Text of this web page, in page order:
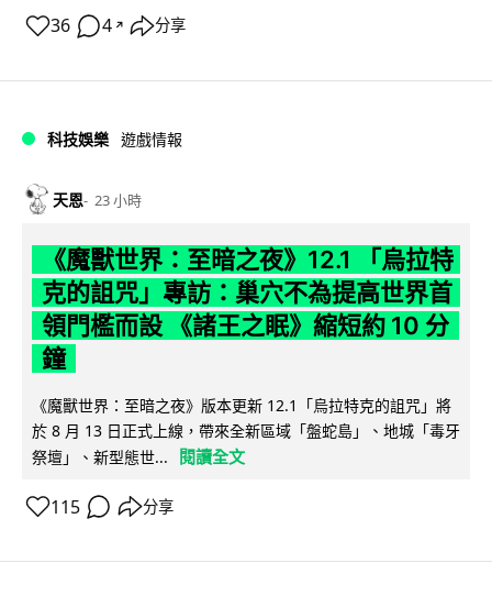
36 4 ↗ 分享
科技娛樂 遊戲情報
天恩 23 小時
《魔獸世界：至暗之夜》12.1 「烏拉特
克的詛咒」專訪：巢穴不為提高世界首
領門檻而設 《諸王之眠》縮短約 10 分
鐘
《魔獸世界：至暗之夜》版本更新 12.1「烏拉特克的詛咒」將
於 8 月 13 日正式上線，帶來全新區域「盤蛇島」、地城「毒牙
祭壇」、新型態世...
閱讀全文
115 分享